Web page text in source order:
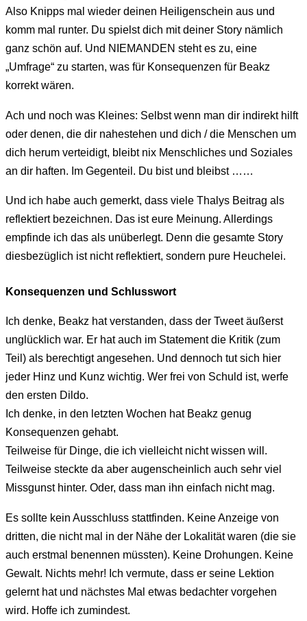
Also Knipps mal wieder deinen Heiligenschein aus und
komm mal runter. Du spielst dich mit deiner Story nämlich
ganz schön auf. Und NIEMANDEN steht es zu, eine
„Umfrage“ zu starten, was für Konsequenzen für Beakz
korrekt wären.
Ach und noch was Kleines: Selbst wenn man dir indirekt hilft
oder denen, die dir nahestehen und dich / die Menschen um
dich herum verteidigt, bleibt nix Menschliches und Soziales
an dir haften. Im Gegenteil. Du bist und bleibst ……
Und ich habe auch gemerkt, dass viele Thalys Beitrag als
reflektiert bezeichnen. Das ist eure Meinung. Allerdings
empfinde ich das als unüberlegt. Denn die gesamte Story
diesbezüglich ist nicht reflektiert, sondern pure Heuchelei.
Konsequenzen und Schlusswort
Ich denke, Beakz hat verstanden, dass der Tweet äußerst
unglücklich war. Er hat auch im Statement die Kritik (zum
Teil) als berechtigt angesehen. Und dennoch tut sich hier
jeder Hinz und Kunz wichtig. Wer frei von Schuld ist, werfe
den ersten Dildo.
Ich denke, in den letzten Wochen hat Beakz genug
Konsequenzen gehabt.
Teilweise für Dinge, die ich vielleicht nicht wissen will.
Teilweise steckte da aber augenscheinlich auch sehr viel
Missgunst hinter. Oder, dass man ihn einfach nicht mag.
Es sollte kein Ausschluss stattfinden. Keine Anzeige von
dritten, die nicht mal in der Nähe der Lokalität waren (die sie
auch erstmal benennen müssten). Keine Drohungen. Keine
Gewalt. Nichts mehr! Ich vermute, dass er seine Lektion
gelernt hat und nächstes Mal etwas bedachter vorgehen
wird. Hoffe ich zumindest.